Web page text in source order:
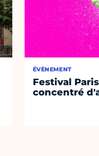
ÉVÈNEMENT
Festival
concentré